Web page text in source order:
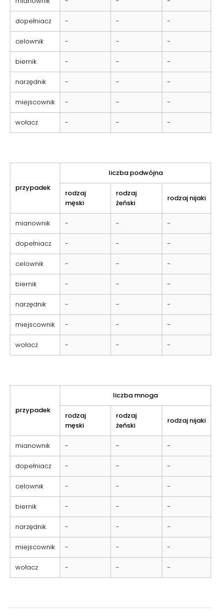
dopełniacz - - -
celownik - - -
biernik - - -
narzędnik - - -
miejscownik - - -
wołacz - - -
przypadek
liczba podwójna
rodzaj
męski
rodzaj
żeński
rodzaj nijaki
mianownik - - -
dopełniacz - - -
celownik - - -
biernik - - -
narzędnik - - -
miejscownik - - -
wołacz - - -
przypadek
liczba mnoga
rodzaj
męski
rodzaj
żeński
rodzaj nijaki
mianownik - - -
dopełniacz - - -
celownik - - -
biernik - - -
narzędnik - - -
miejscownik - - -
wołacz - - -